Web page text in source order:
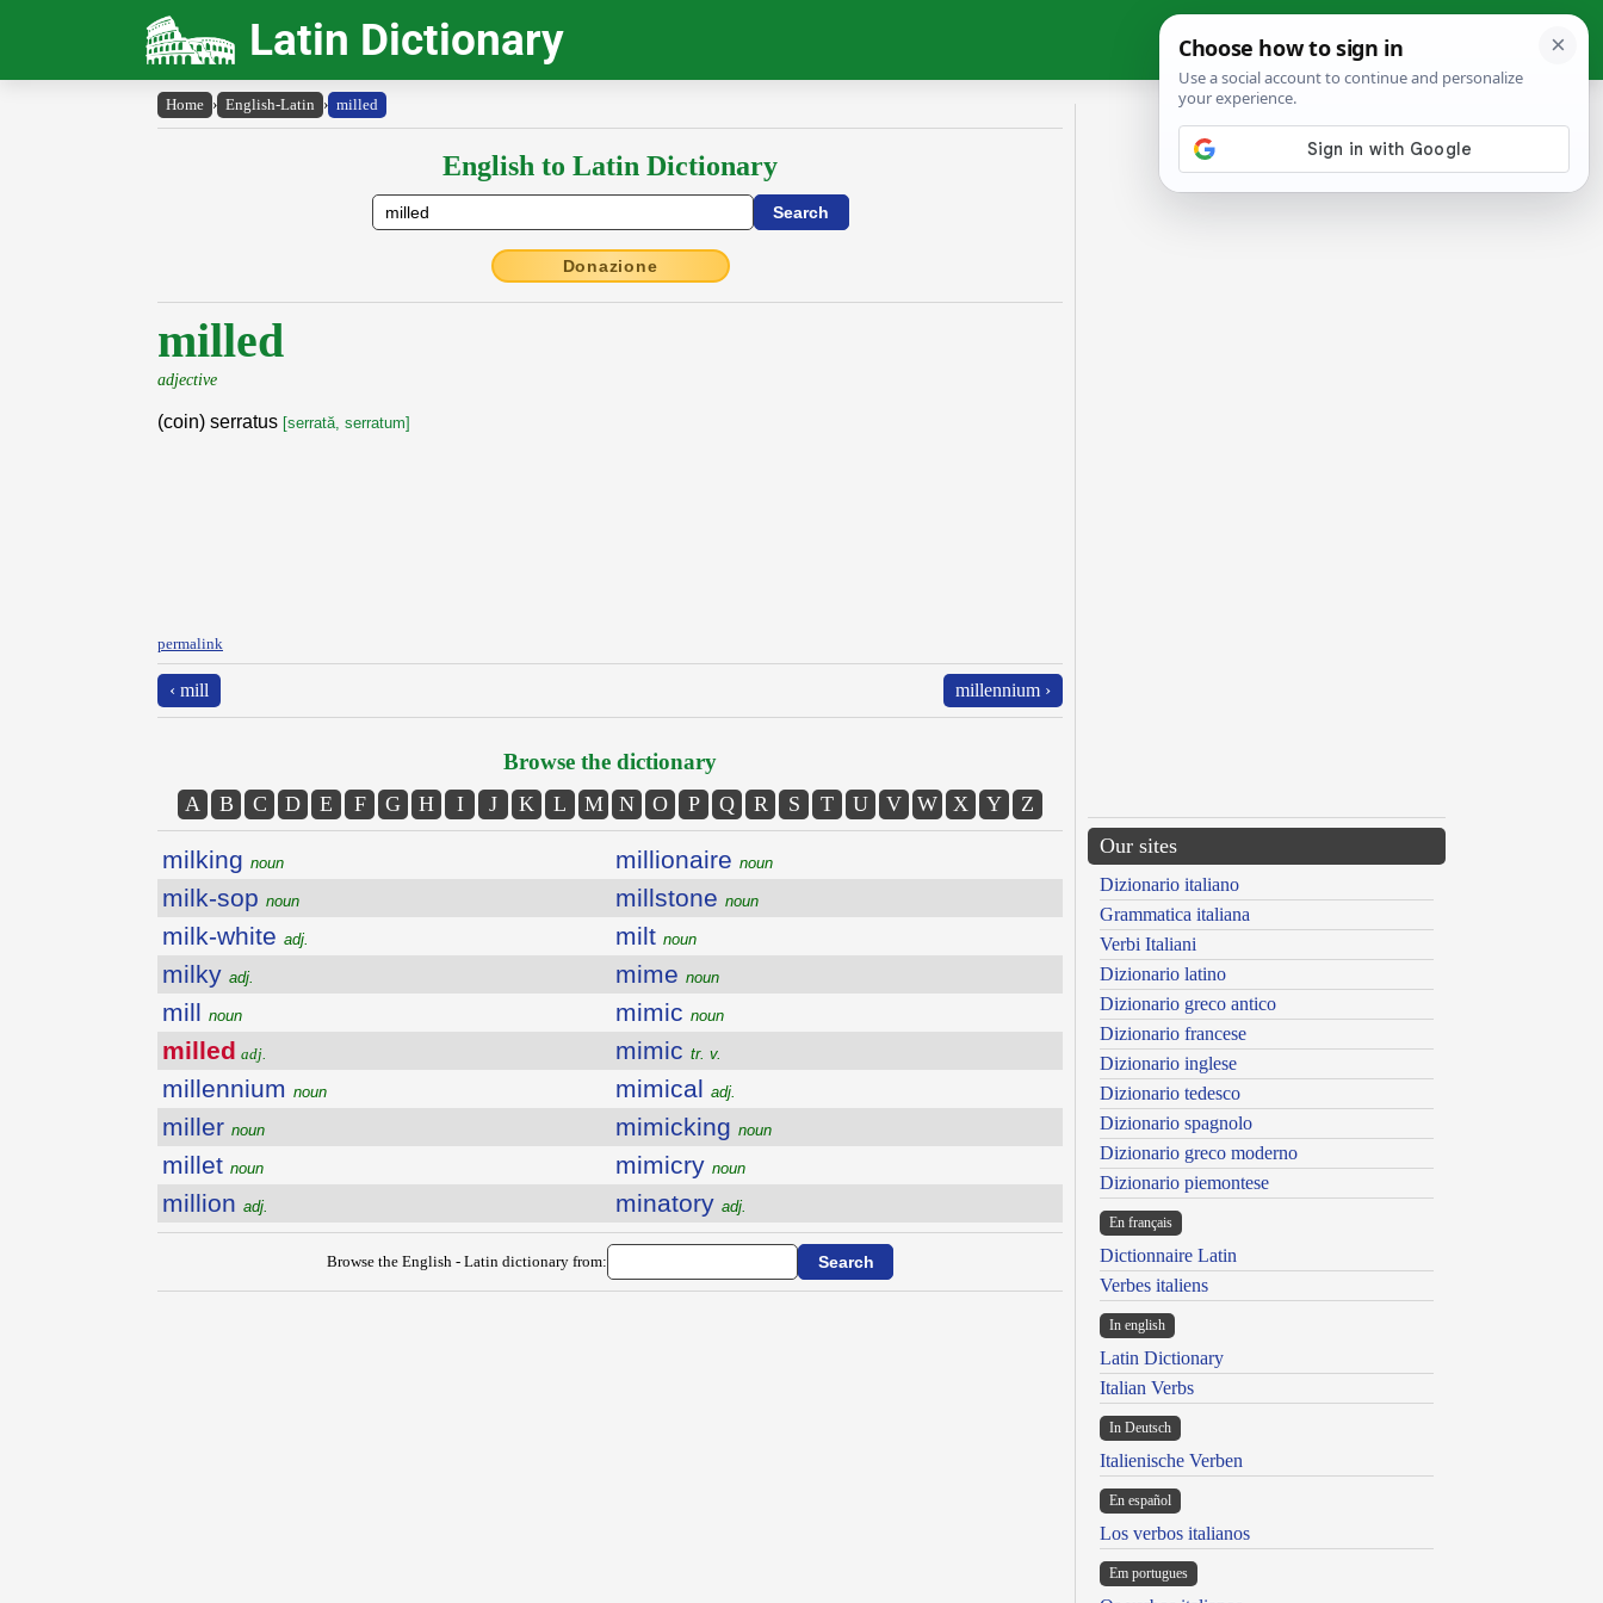
Latin Dictionary
Home › English-Latin › milled
English to Latin Dictionary
Donazione
milled
adjective
(coin) serratus [serrată, serratum]
permalink
‹ mill millennium ›
Browse the dictionary
A B C D E F G H I J K L M N O P Q R S T U V W X Y Z
milking noun
milk-sop noun
milk-white adj.
milky adj.
mill noun
milled adj.
millennium noun
miller noun
millet noun
million adj.
millionaire noun
millstone noun
milt noun
mime noun
mimic noun
mimic tr. v.
mimical adj.
mimicking noun
mimicry noun
minatory adj.
Browse the English - Latin dictionary from:
Our sites
Dizionario italiano
Grammatica italiana
Verbi Italiani
Dizionario latino
Dizionario greco antico
Dizionario francese
Dizionario inglese
Dizionario tedesco
Dizionario spagnolo
Dizionario greco moderno
Dizionario piemontese
En français
Dictionnaire Latin
Verbes italiens
In english
Latin Dictionary
Italian Verbs
In Deutsch
Italienische Verben
En español
Los verbos italianos
Em portugues